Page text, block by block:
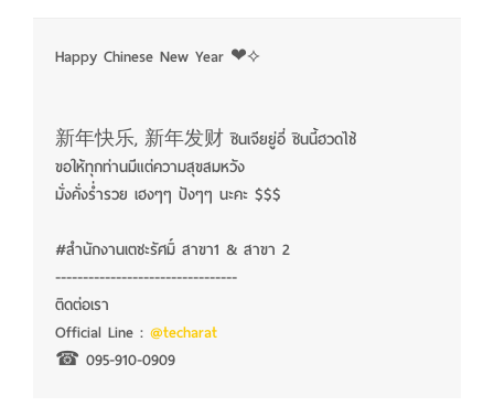
Happy Chinese New Year ❤⟡
新年快乐, 新年发财 ซินเจียยู่อี่ ซินนี้ฮวดไช้
ขอให้ทุกท่านมีแต่ความสุขสมหวัง
มั่งคั่งร่ำรวย เฮงๆๆ ปังๆๆ นะคะ $$$
#สำนักงานเตชะรัศมิ์ สาขา1 & สาขา 2
---------------------------------
ติดต่อเรา
Official Line : @techarat
☎︎ 095-910-0909